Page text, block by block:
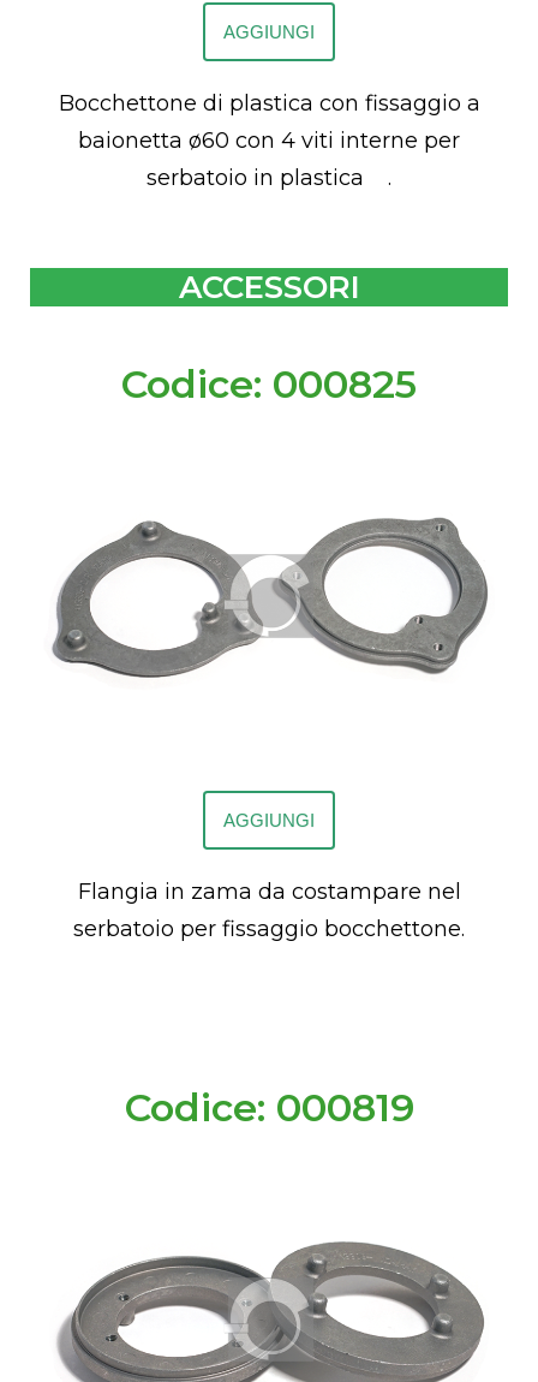
AGGIUNGI
Bocchettone di plastica con fissaggio a
baionetta ø60 con 4 viti interne per
serbatoio in plastica .
ACCESSORI
Codice: 000825
AGGIUNGI
Flangia in zama da costampare nel
serbatoio per fissaggio bocchettone.
Codice: 000819